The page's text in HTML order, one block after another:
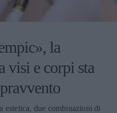
la
visi e corpi sta
estetica, due combinazioni di